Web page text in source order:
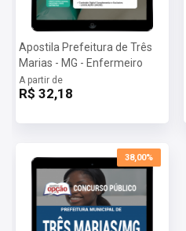
Apostila Prefeitura de Três
Marias - MG - Enfermeiro
A partir de
R$ 32,18
38,00%